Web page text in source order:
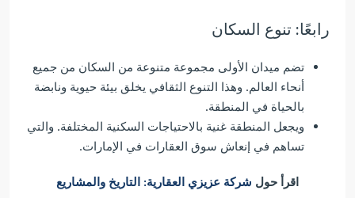
رابعًا: تنوع السكان
تضم ميدان الأولى مجموعة متنوعة من السكان من جميع
أنحاء العالم. وهذا التنوع الثقافي يخلق بيئة حيوية ونابضة
بالحياة في المنطقة.
ويجعل المنطقة غنية بالاحتياجات السكنية المختلفة. والتي
تساهم في إنعاش سوق العقارات في الإمارات.
اقرأ حول شركة عزيزي العقارية: التاريخ والمشاريع